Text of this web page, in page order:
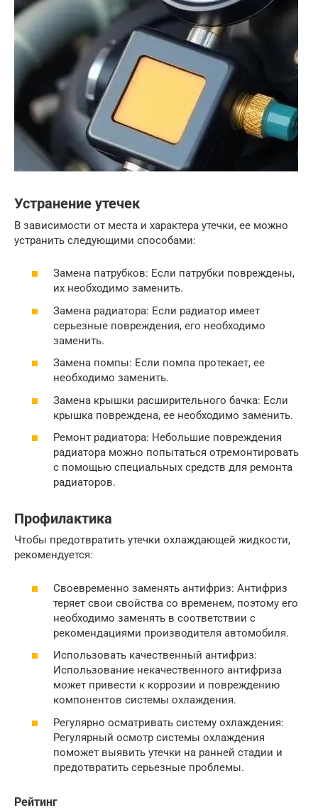
Устранение утечек
В зависимости от места и характера утечки, ее можно
устранить следующими способами:
Замена патрубков: Если патрубки повреждены,
их необходимо заменить.
Замена радиатора: Если радиатор имеет
серьезные повреждения, его необходимо
заменить.
Замена помпы: Если помпа протекает, ее
необходимо заменить.
Замена крышки расширительного бачка: Если
крышка повреждена, ее необходимо заменить.
Ремонт радиатора: Небольшие повреждения
радиатора можно попытаться отремонтировать
с помощью специальных средств для ремонта
радиаторов.
Профилактика
Чтобы предотвратить утечки охлаждающей жидкости,
рекомендуется:
Своевременно заменять антифриз: Антифриз
теряет свои свойства со временем, поэтому его
необходимо заменять в соответствии с
рекомендациями производителя автомобиля.
Использовать качественный антифриз:
Использование некачественного антифриза
может привести к коррозии и повреждению
компонентов системы охлаждения.
Регулярно осматривать систему охлаждения:
Регулярный осмотр системы охлаждения
поможет выявить утечки на ранней стадии и
предотвратить серьезные проблемы.
Рейтинг